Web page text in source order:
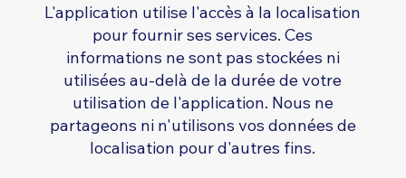
L'application utilise l'accès à la localisation
pour fournir ses services. Ces
informations ne sont pas stockées ni
utilisées au-delà de la durée de votre
utilisation de l'application. Nous ne
partageons ni n'utilisons vos données de
localisation pour d'autres fins.